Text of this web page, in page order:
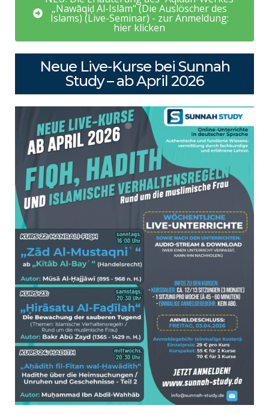
„Nawāqiḍ Al-Islām“ (Die Auslöscher des
Islams) (Live-Seminar) - zur Anmeldung:
hier klicken
Neue Live-Kurse bei Sunnah
Study – ab April 2026